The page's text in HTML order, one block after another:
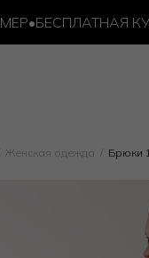
БЕСПЛАТНАЯ
Женская одежда Брюки